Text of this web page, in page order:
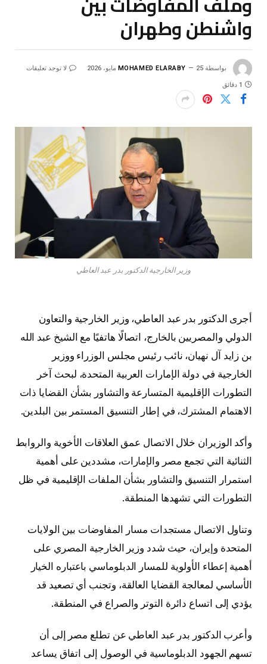
واشنطن وطهران
بواسطة MOHAMED ELARABY 25 مايو، 2026 لا توجد تعليقات
1 دقائق
وزير الخارجية الدكتور بدر عبد العاطي
أجرى الدكتور بدر عبد العاطي، وزير الخارجية والتعاون
الدولي والمصريين بالخارج، اتصالًا هاتفيًا مع الشيخ عبد الله
بن زايد آل نهيان، نائب رئيس مجلس الوزراء ووزير
الخارجية في دولة الإمارات العربية المتحدة، لبحث آخر
التطورات الإقليمية المتسارعة والتشاور بشأن القضايا ذات
الاهتمام المشترك، في إطار التنسيق المستمر بين البلدين.
وأكد الوزيران خلال الاتصال عمق العلاقات الأخوية والروابط
الثنائية التي تجمع مصر والإمارات، مشددين على أهمية
استمرار التنسيق والتشاور بشأن الملفات الإقليمية في ظل
التطورات التي تشهدها المنطقة.
وتناول الاتصال مستجدات مسار المفاوضات بين الولايات
المتحدة وإيران، حيث شدد وزير الخارجية المصري على
أهمية إعطاء الأولوية للمسار الدبلوماسي باعتباره الخيار
الأساسي لمعالجة القضايا العالقة، وتجنب أي تصعيد قد
يؤدي إلى اتساع دائرة التوتر والصراع في المنطقة.
وأعرب الدكتور بدر عبد العاطي عن تطلع مصر إلى أن
تسهم الجهود الدبلوماسية في الوصول إلى اتفاق يساعد